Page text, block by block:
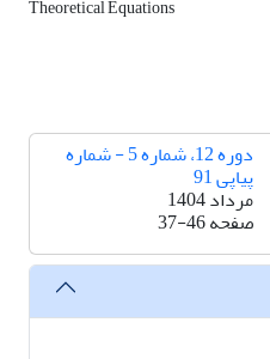
Theoretical Equations
دوره 12، شماره 5 - شماره
پیاپی 91
مرداد 1404
صفحه37-46